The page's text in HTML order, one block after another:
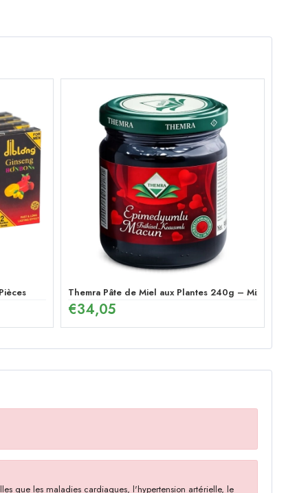
pour HommeThemra Pâte de Miel aux Plantes 240g – Mix
€34,05
que les maladies cardiaques, l'hypertension artérielle, le